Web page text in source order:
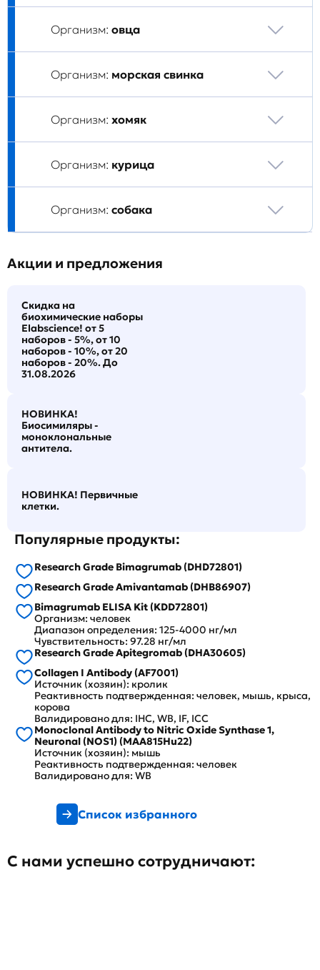
Организм: овца
Организм: морская свинка
Организм: хомяк
Организм: курица
Организм: собака
Акции и предложения
Скидка на
биохимические наборы
Elabscience! от 5
наборов - 5%, от 10
наборов - 10%, от 20
наборов - 20%. До
31.08.2026
НОВИНКА!
Биосимиляры -
моноклональные
антитела.
НОВИНКА! Первичные
клетки.
Популярные продукты:
Research Grade Bimagrumab (DHD72801)
Research Grade Amivantamab (DHB86907)
Bimagrumab ELISA Kit (KDD72801)
Организм: человек
Диапазон определения: 125-4000 нг/мл
Чувствительность: 97.28 нг/мл
Research Grade Apitegromab (DHA30605)
Collagen I Antibody (AF7001)
Источник (хозяин): кролик
Реактивность подтвержденная: человек, мышь, крыса,
корова
Валидировано для: IHC, WB, IF, ICC
Monoclonal Antibody to Nitric Oxide Synthase 1,
Neuronal (NOS1) (MAA815Hu22)
Источник (хозяин): мышь
Реактивность подтвержденная: человек
Валидировано для: WB
Список избранного
С нами успешно сотрудничают: